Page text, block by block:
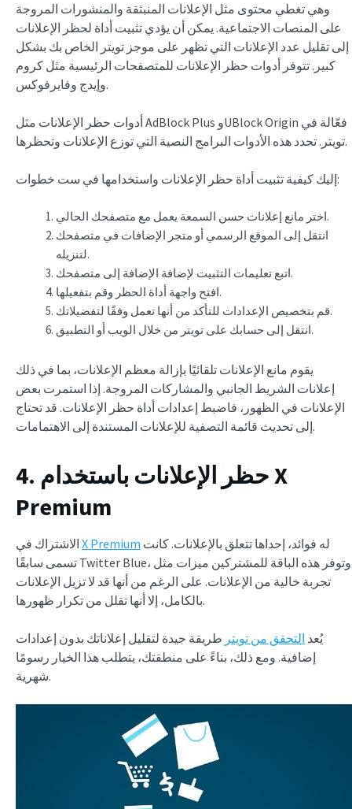
وهي تغطي محتوى مثل الإعلانات المنبثقة والمنشورات المروجة
على المنصات الاجتماعية. يمكن أن يؤدي تثبيت أداة لحظر الإعلانات
إلى تقليل عدد الإعلانات التي تظهر على موجز تويتر الخاص بك بشكل
كبير. تتوفر أدوات حظر الإعلانات للمتصفحات الرئيسية مثل كروم
وإيدج وفايرفوكس.
أدوات حظر الإعلانات مثل AdBlock Plus وUBlock Origin فعّالة في
تويتر. تحدد هذه الأدوات البرامج النصية التي توزع الإعلانات وتحظرها.
إليك كيفية تثبيت أداة حظر الإعلانات واستخدامها في ست خطوات:
اختر مانع إعلانات حسن السمعة يعمل مع متصفحك الحالي.
انتقل إلى الموقع الرسمي أو متجر الإضافات في متصفحك
لتنزيله.
اتبع تعليمات التثبيت لإضافة الإضافة إلى متصفحك.
افتح واجهة أداة الحظر وقم بتفعيلها.
قم بتخصيص الإعدادات للتأكد من أنها تعمل وفقًا لتفضيلاتك.
انتقل إلى حسابك على تويتر من خلال الويب أو التطبيق.
يقوم مانع الإعلانات تلقائيًا بإزالة معظم الإعلانات، بما في ذلك
إعلانات الشريط الجانبي والمشاركات المروجة. إذا استمرت بعض
الإعلانات في الظهور، فاضبط إعدادات أداة حظر الإعلانات. قد تحتاج
إلى تحديث قائمة التصفية للإعلانات المستندة إلى الاهتمامات.
4. حظر الإعلانات باستخدام X
Premium
X Premium
تسمى سابقًا Twitter Blue، وتوفر هذه الباقة للمشتركين ميزات مثل
تجربة خالية من الإعلانات. على الرغم من أنها قد لا تزيل الإعلانات
بالكامل، إلا أنها تقلل من تكرار ظهورها.
يُعد التحقق من تويتر طريقة جيدة لتقليل إعلاناتك بدون إعدادات
إضافية. ومع ذلك، بناءً على منطقتك، يتطلب هذا الخيار رسومًا
شهرية.